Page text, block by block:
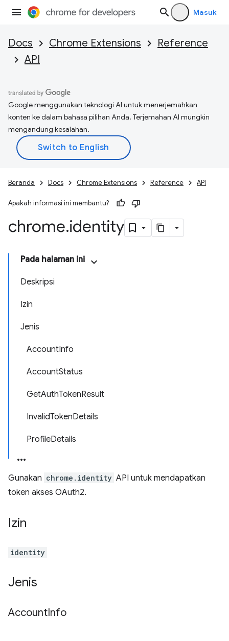
Masuk
Docs Chrome Extensions
Reference
API
Google menggunakan teknologi AI untuk menerjemahkan
konten ke dalam bahasa pilihan Anda. Terjemahan AI mungkin
mengandung kesalahan.
Beranda Docs Chrome Extensions Reference API
Apakah informasi ini membantu?
chrome.identity
Pada halaman ini
Deskripsi
Izin
Jenis
AccountInfo
AccountStatus
GetAuthTokenResult
InvalidTokenDetails
ProfileDetails
Gunakan chrome.identity API untuk mendapatkan
token akses OAuth2.
Izin
identity
Jenis
AccountInfo